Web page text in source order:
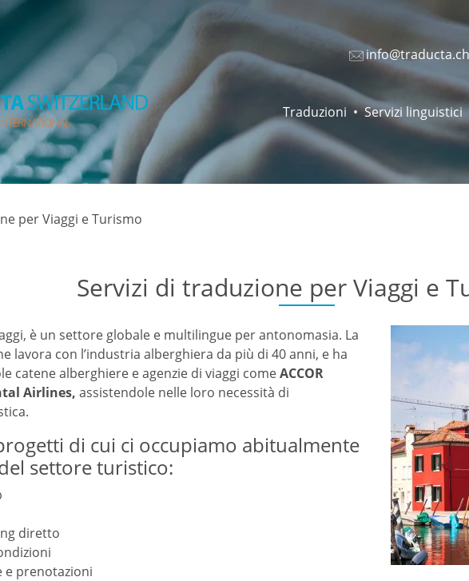
info@traducta.ch
Traduzioni Servizi linguistici
per Viaggi e Turismo
Servizi di traduzione per Viaggi e
è un settore globale e multilingue per antonomasia. La
lavora con l’industria alberghiera da più di 40 anni, e ha
catene alberghiere e agenzie di viaggi comeACCOR
Airlines, assistendole nelle loro necessità di
di cui ci occupiamo abitualmente
settore turistico:
diretto
e prenotazioni